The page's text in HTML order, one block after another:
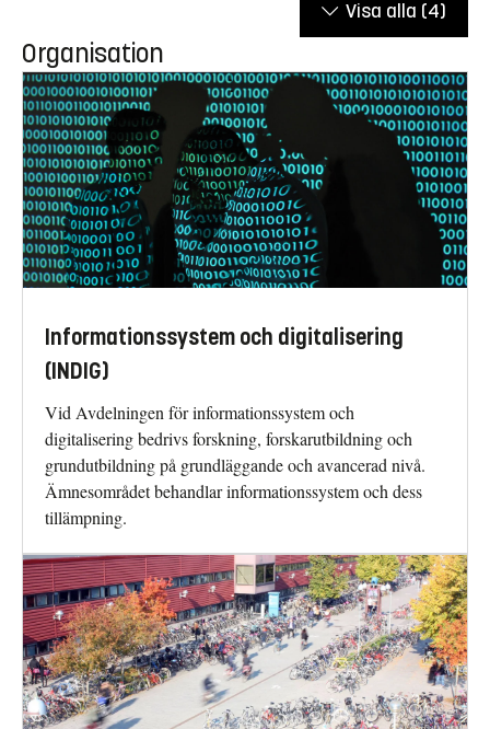
Visa alla (4)
Organisation
Informationssystem och digitalisering
(INDIG)
Vid Avdelningen för informationssystem och
digitalisering bedrivs forskning, forskarutbildning och
grundutbildning på grundläggande och avancerad nivå.
Ämnesområdet behandlar informationssystem och dess
tillämpning.